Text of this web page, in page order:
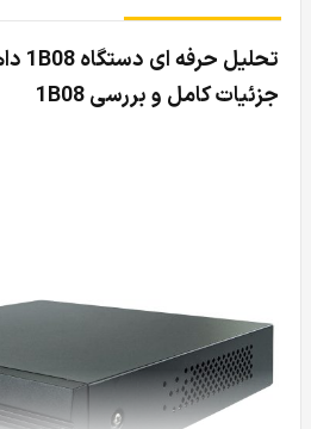
جزئیات کامل و بررسی 1B08